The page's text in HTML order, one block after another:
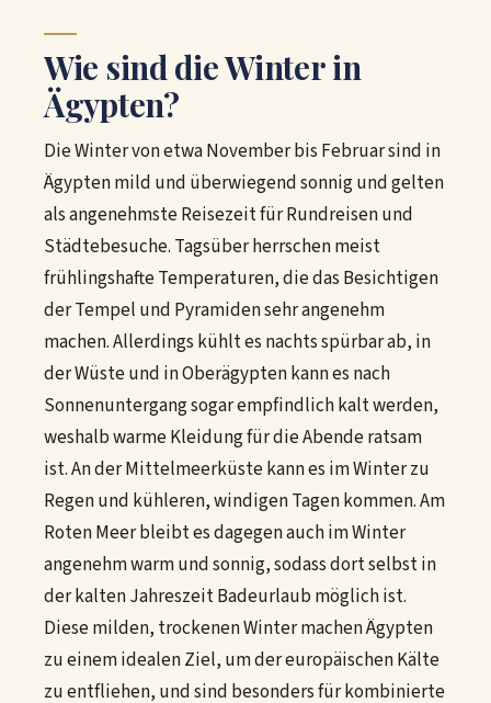
Wie sind die Winter in
Ägypten?
Die Winter von etwa November bis Februar sind in
Ägypten mild und überwiegend sonnig und gelten
als angenehmste Reisezeit für Rundreisen und
Städtebesuche. Tagsüber herrschen meist
frühlingshafte Temperaturen, die das Besichtigen
der Tempel und Pyramiden sehr angenehm
machen. Allerdings kühlt es nachts spürbar ab, in
der Wüste und in Oberägypten kann es nach
Sonnenuntergang sogar empfindlich kalt werden,
weshalb warme Kleidung für die Abende ratsam
ist. An der Mittelmeerküste kann es im Winter zu
Regen und kühleren, windigen Tagen kommen. Am
Roten Meer bleibt es dagegen auch im Winter
angenehm warm und sonnig, sodass dort selbst in
der kalten Jahreszeit Badeurlaub möglich ist.
Diese milden, trockenen Winter machen Ägypten
zu einem idealen Ziel, um der europäischen Kälte
zu entfliehen, und sind besonders für kombinierte